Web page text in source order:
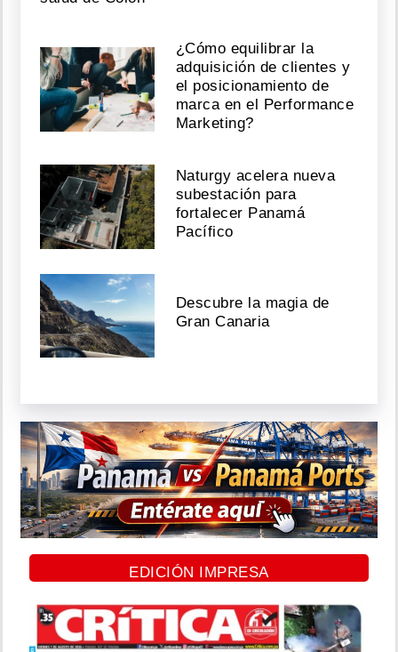
¿Cómo equilibrar la
adquisición de clientes y
el posicionamiento de
marca en el Performance
Marketing?
Naturgy acelera nueva
subestación para
fortalecer Panamá
Pacífico
Descubre la magia de
Gran Canaria
EDICIÓN IMPRESA